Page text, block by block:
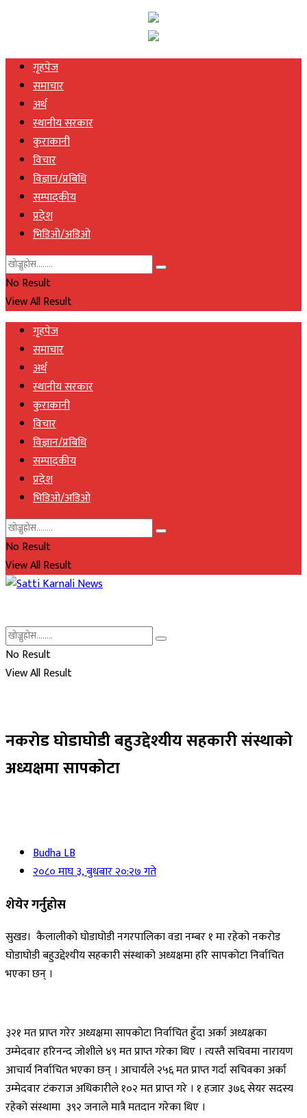
गृहपेज
समाचार
अर्थ
स्थानीय सरकार
कुराकानी
विचार
विज्ञान/प्रबिधि
सम्पादकीय
प्रदेश
भिडिओ/अडिओ
No Result
View All Result
गृहपेज
समाचार
अर्थ
स्थानीय सरकार
कुराकानी
विचार
विज्ञान/प्रबिधि
सम्पादकीय
प्रदेश
भिडिओ/अडिओ
No Result
View All Result
No Result
View All Result
नकरोड घोडाघोडी बहुउद्देश्यीय सहकारी संस्थाको
अध्यक्षमा सापकोटा
Budha LB
२०८० माघ ३, बुधबार २०:२७ गते
शेयेर गर्नुहोस
सुखड। कैलालीको घोडाघोडी नगरपालिका वडा नम्बर १ मा रहेको नकरोड
घोडाघोडी बहुउद्देश्यीय सहकारी संस्थाको अध्यक्षमा हरि सापकोटा निर्वाचित
भएका छन् ।
३२१ मत प्राप्त गरेर अध्यक्षमा सापकोटा निर्वाचित हुँदा अर्का अध्यक्षका
उम्मेदवार हरिनन्द जोशीले ४९ मत प्राप्त गरेका थिए । त्यस्तै सचिवमा नारायण
आचार्य निर्वाचित भएका छन् । आचार्यले २५६ मत प्राप्त गर्दा सचिवका अर्का
उम्मेदवार टंकराज अधिकारीले १०२ मत प्राप्त गरे । १ हजार ३७६ सेयर सदस्य
रहेको संस्थामा ३९२ जनाले मात्रै मतदान गरेका थिए ।